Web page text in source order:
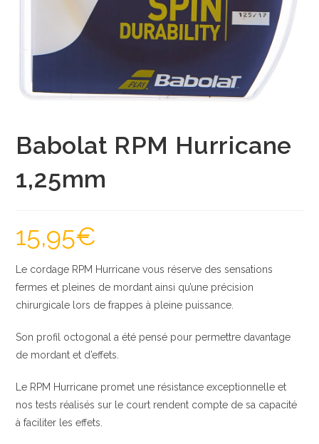
Babolat RPM Hurricane
1,25mm
15,95€
Le cordage RPM Hurricane vous réserve des sensations
fermes et pleines de mordant ainsi qu’une précision
chirurgicale lors de frappes à pleine puissance.
Son profil octogonal a été pensé pour permettre davantage
de mordant et d’effets.
Le RPM Hurricane promet une résistance exceptionnelle et
nos tests réalisés sur le court rendent compte de sa capacité
à faciliter les effets.